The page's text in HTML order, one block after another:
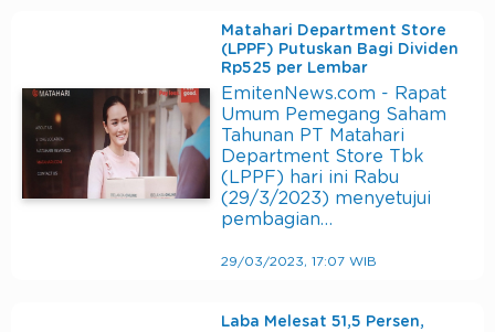
Matahari Department Store
(LPPF) Putuskan Bagi Dividen
Rp525 per Lembar
EmitenNews.com - Rapat
Umum Pemegang Saham
Tahunan PT Matahari
Department Store Tbk
(LPPF) hari ini Rabu
(29/3/2023) menyetujui
pembagian…
29/03/2023, 17:07 WIB
Laba Melesat 51,5 Persen,